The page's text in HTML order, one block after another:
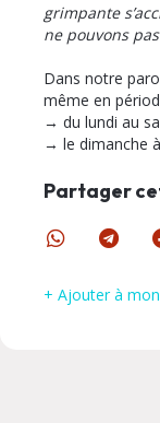
grimpante
ne pouvons
Dans notre
même en
→ du lundi au
→ le dimanche
Partager
+ Ajouter à